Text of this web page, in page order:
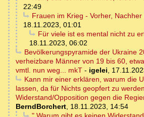
22:49
Frauen im Krieg - Vorher,
18.11.2023, 01:01
Für viele ist es mental nicht zu
18.11.2023, 06:02
Bevölkerungspyramide der Ukraine
verheizbare Männer von 19 bis 60,
vmtl. nun weg... mkT - igelei,
Kann mir einer erklären, warum die
lassen, da für Nichts geopfert zu
Widerstand/Opposition gegen die
BerndBorchert, 18.11.2023, 14:54